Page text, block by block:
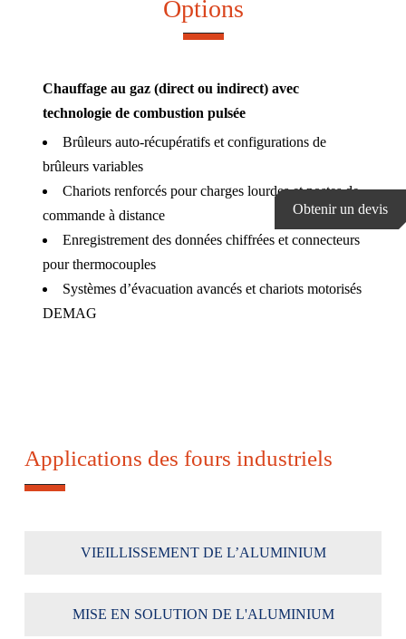
Obtenir un devis
Options
Chauffage au gaz (direct ou indirect) avec
technologie de combustion pulsée
Brûleurs auto-récupératifs et configurations de
brûleurs variables
Chariots renforcés pour charges lourdes et postes de
commande à distance
Enregistrement des données chiffrées et connecteurs
pour thermocouples
Systèmes d’évacuation avancés et chariots motorisés
DEMAG
Applications des fours industriels
VIEILLISSEMENT DE L’ALUMINIUM
MISE EN SOLUTION DE L'ALUMINIUM